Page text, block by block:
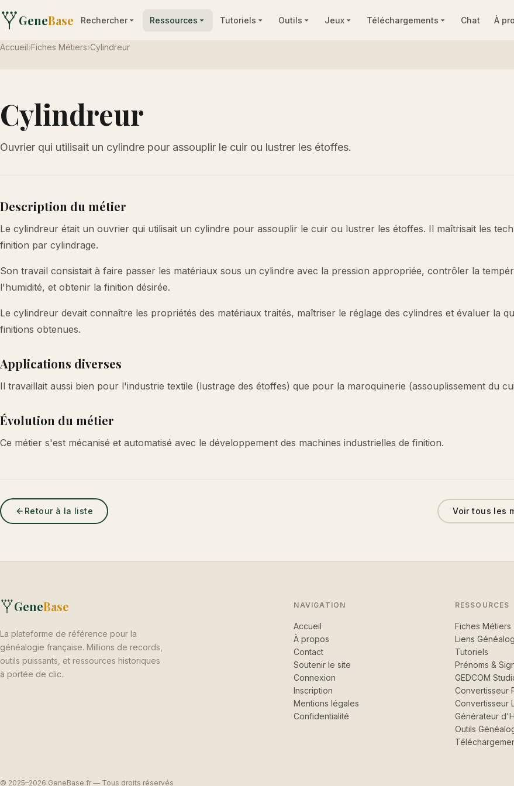
GeneBase Rechercher Ressources Tutoriels Outils Jeux Téléchargements Chat À
Accueil›Fiches Métiers›Cylindreur
Cylindreur
Ouvrier qui utilisait un cylindre pour assouplir le cuir ou lustrer les étoffes.
Description du métier
Le cylindreur était un ouvrier qui utilisait un cylindre pour assouplir le cuir ou lustrer les étoffes. Il maîtrisait les
finition par cylindrage.
Son travail consistait à faire passer les matériaux sous un cylindre avec la pression appropriée, contrôler la
l'humidité, et obtenir la finition désirée.
Le cylindreur devait connaître les propriétés des matériaux traités, maîtriser le réglage des cylindres et évaluer la
finitions obtenues.
Applications diverses
Il travaillait aussi bien pour l'industrie textile (lustrage des étoffes) que pour la maroquinerie (assouplissement du
Évolution du métier
Ce métier s'est mécanisé et automatisé avec le développement des machines industrielles de finition.
Retour à la liste Voir tous les
GeneBase
La plateforme de référence pour la
généalogie française. Millions de records,
outils puissants, et ressources historiques
à portée de clic.
NAVIGATION
Accueil
À propos
Contact
Soutenir le site
Connexion
Inscription
Mentions légales
Confidentialité
RESSOURCES
Fiches Métiers
Liens
Tutoriels
Prénoms &
GEDCOM
Convertisseur
Convertisseur
Générateur
Outils
© 2025–2026 GeneBase.fr — Tous droits réservés